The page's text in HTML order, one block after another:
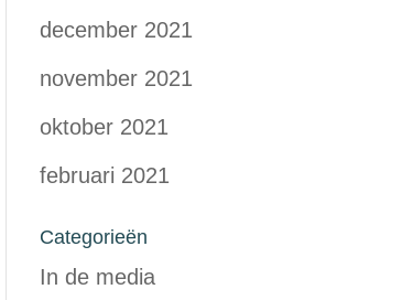
december 2021
november 2021
oktober 2021
februari 2021
Categorieën
In de media